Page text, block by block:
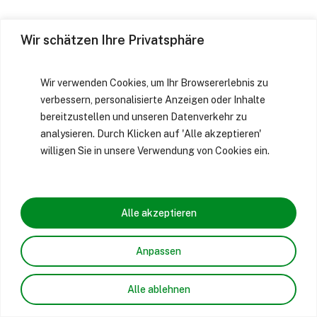
Wir schätzen Ihre Privatsphäre
Wir verwenden Cookies, um Ihr Browsererlebnis zu
verbessern, personalisierte Anzeigen oder Inhalte
bereitzustellen und unseren Datenverkehr zu
analysieren. Durch Klicken auf 'Alle akzeptieren'
willigen Sie in unsere Verwendung von Cookies ein.
Anpassen
Alle ablehnen
Alle akzeptieren